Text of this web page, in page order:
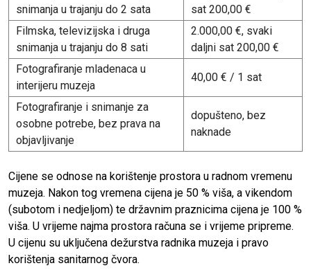
snimanja u trajanju do 2 sata
sat 200,00 €
Filmska, televizijska i druga
snimanja u trajanju do 8 sati
2.000,00 €, svaki
daljni sat 200,00 €
Fotografiranje mladenaca u
interijeru muzeja
40,00 € / 1 sat
Fotografiranje i snimanje za
osobne potrebe, bez prava na
objavljivanje
dopušteno, bez
naknade
Cijene se odnose na korištenje prostora u radnom vremenu
muzeja. Nakon tog vremena cijena je 50 % viša, a vikendom
(subotom i nedjeljom) te državnim praznicima cijena je 100 %
viša. U vrijeme najma prostora računa se i vrijeme pripreme.
U cijenu su uključena dežurstva radnika muzeja i pravo
korištenja sanitarnog čvora.